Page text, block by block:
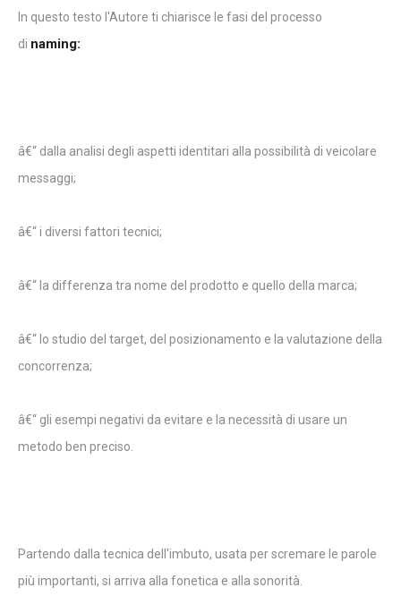
In questo testo l'Autore ti chiarisce le fasi del processo
di naming:
â€“ dalla analisi degli aspetti identitari alla possibilità di veicolare
messaggi;
â€“ i diversi fattori tecnici;
â€“ la differenza tra nome del prodotto e quello della marca;
â€“ lo studio del target, del posizionamento e la valutazione della
concorrenza;
â€“ gli esempi negativi da evitare e la necessità di usare un
metodo ben preciso.
Partendo dalla tecnica dell'imbuto, usata per scremare le parole
più importanti, si arriva alla fonetica e alla sonorità.